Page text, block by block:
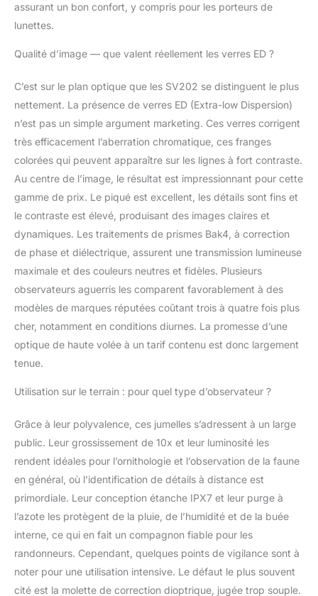
magnésium offre une
réduisant le poids;
étanche anti-buée pour
des performances
fiables par mauvais
ergonomique;
L'œilleton torsadé avec
un dégagement
oculaire de 15,1 mm de
les porteurs de
lunettes; L'armure en
caoutchouc offre une
prise antidérapante et
de sécurité et une
tenue confortable
assurant un bon confort, y compris pour les porteurs de
lunettes.
Qualité d’image — que valent réellement les verres ED ?
C’est sur le plan optique que les SV202 se distinguent le plus
nettement. La présence de verres ED (Extra-low Dispersion)
n’est pas un simple argument marketing. Ces verres corrigent
très efficacement l’aberration chromatique, ces franges
colorées qui peuvent apparaître sur les lignes à fort contraste.
Au centre de l’image, le résultat est impressionnant pour cette
gamme de prix. Le piqué est excellent, les détails sont fins et
le contraste est élevé, produisant des images claires et
dynamiques. Les traitements de prismes Bak4, à correction
de phase et diélectrique, assurent une transmission lumineuse
maximale et des couleurs neutres et fidèles. Plusieurs
observateurs aguerris les comparent favorablement à des
modèles de marques réputées coûtant trois à quatre fois plus
cher, notamment en conditions diurnes. La promesse d’une
optique de haute volée à un tarif contenu est donc largement
tenue.
Utilisation sur le terrain : pour quel type d’observateur ?
Grâce à leur polyvalence, ces jumelles s’adressent à un large
public. Leur grossissement de 10x et leur luminosité les
rendent idéales pour l’ornithologie et l’observation de la faune
en général, où l’identification de détails à distance est
primordiale. Leur conception étanche IPX7 et leur purge à
l’azote les protègent de la pluie, de l’humidité et de la buée
interne, ce qui en fait un compagnon fiable pour les
randonneurs. Cependant, quelques points de vigilance sont à
noter pour une utilisation intensive. Le défaut le plus souvent
cité est la molette de correction dioptrique, jugée trop souple.